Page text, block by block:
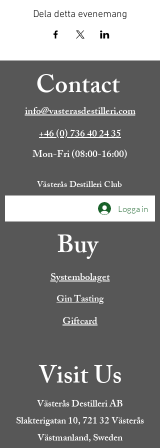
Dela detta evenemang
Contact
info@vasterasdestilleri.com
+46 (0) 736 40 24 35
Mon-Fri (08:00-16:00)
Västerås Destilleri Club
Logga in
Buy
Systembolaget
Gin Tasting
Giftcard
Visit Us
Västerås Destilleri AB
Slakterigatan 10, 721 32 Västerås
Västmanland, Sweden